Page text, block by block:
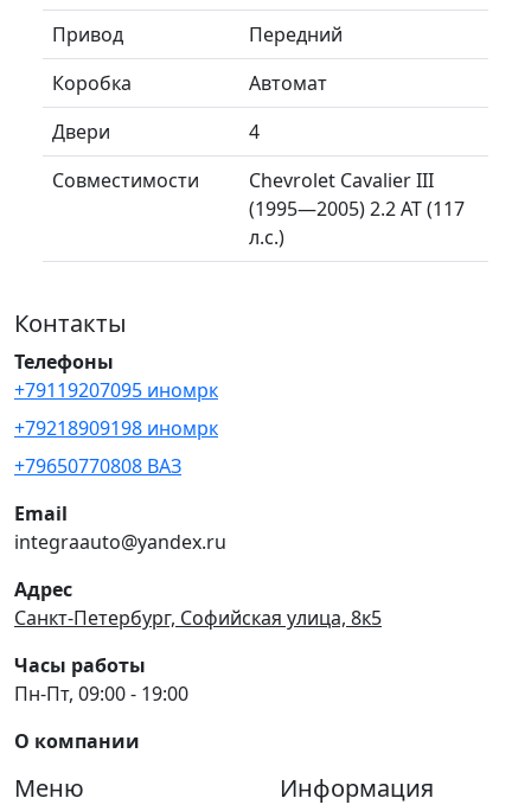
Привод
Передний
Коробка
Автомат
Двери
4
Совместимости
Chevrolet Cavalier III
(1995—2005) 2.2 AT (117
л.с.)
Контакты
Телефоны
+79119207095 иномрк
+79218909198 иномрк
+79650770808 ВАЗ
Email
integraauto@yandex.ru
Адрес
Санкт-Петербург, Софийская улица, 8к5
Часы работы
Пн-Пт, 09:00 - 19:00
О компании
Меню Информация